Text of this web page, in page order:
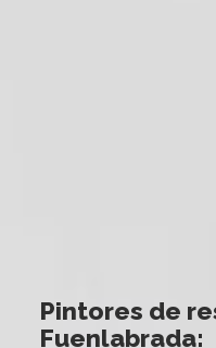
Pintores de
Fuenlabrada: